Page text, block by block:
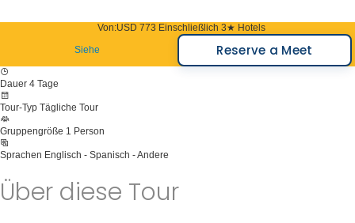
Von:USD 773 Einschließlich 3★ Hotels
Siehe
Reserve a Meet
Dauer 4 Tage
Tour-Typ Tägliche Tour
Gruppengröße 1 Person
Sprachen Englisch - Spanisch - Andere
Über diese Tour